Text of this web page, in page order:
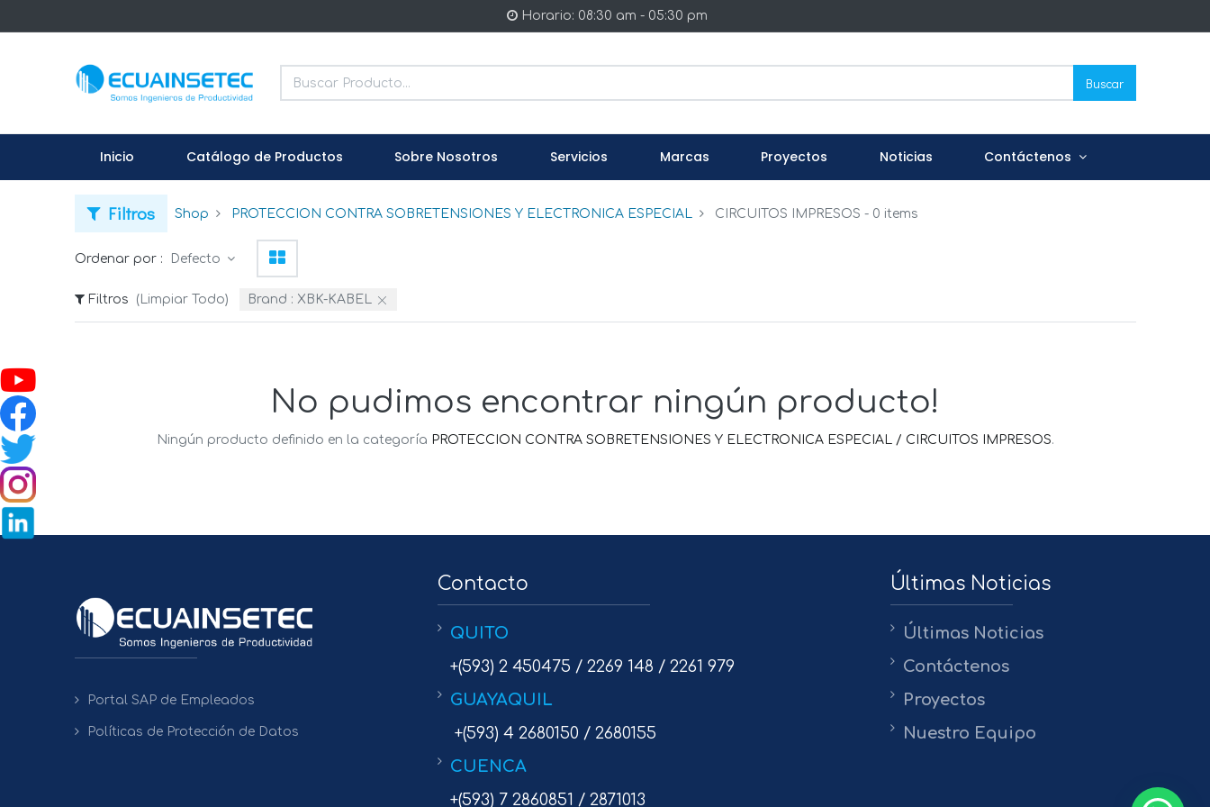
Horario: 08:30 am - 05:30 pm
Buscar
Inicio Catálogo de Productos Sobre Nosotros Servicios Marcas Proyectos Noticias Contáctenos
Filtros Shop PROTECCION CONTRA SOBRETENSIONES Y ELECTRONICA ESPECIAL CIRCUITOS IMPRESOS - 0 items
Ordenar por : Defecto
Filtros (Limpiar Todo) Brand : XBK-KABEL
No pudimos encontrar ningún producto!
Ningún producto definido en la categoría PROTECCION CONTRA SOBRETENSIONES Y ELECTRONICA ESPECIAL / CIRCUITOS IMPRESOS.
Portal SAP de Empleados
Políticas de Protección de Datos
Contacto
QUITO
+(593) 2 450475 / 2269 148 / 2261 979
GUAYAQUIL
+(593) 4 2680150 / 2680155
CUENCA
+(593) 7 2860851 / 2871013
Últimas Noticias
Últimas Noticias
Contáctenos
Proyectos
Nuestro Equipo